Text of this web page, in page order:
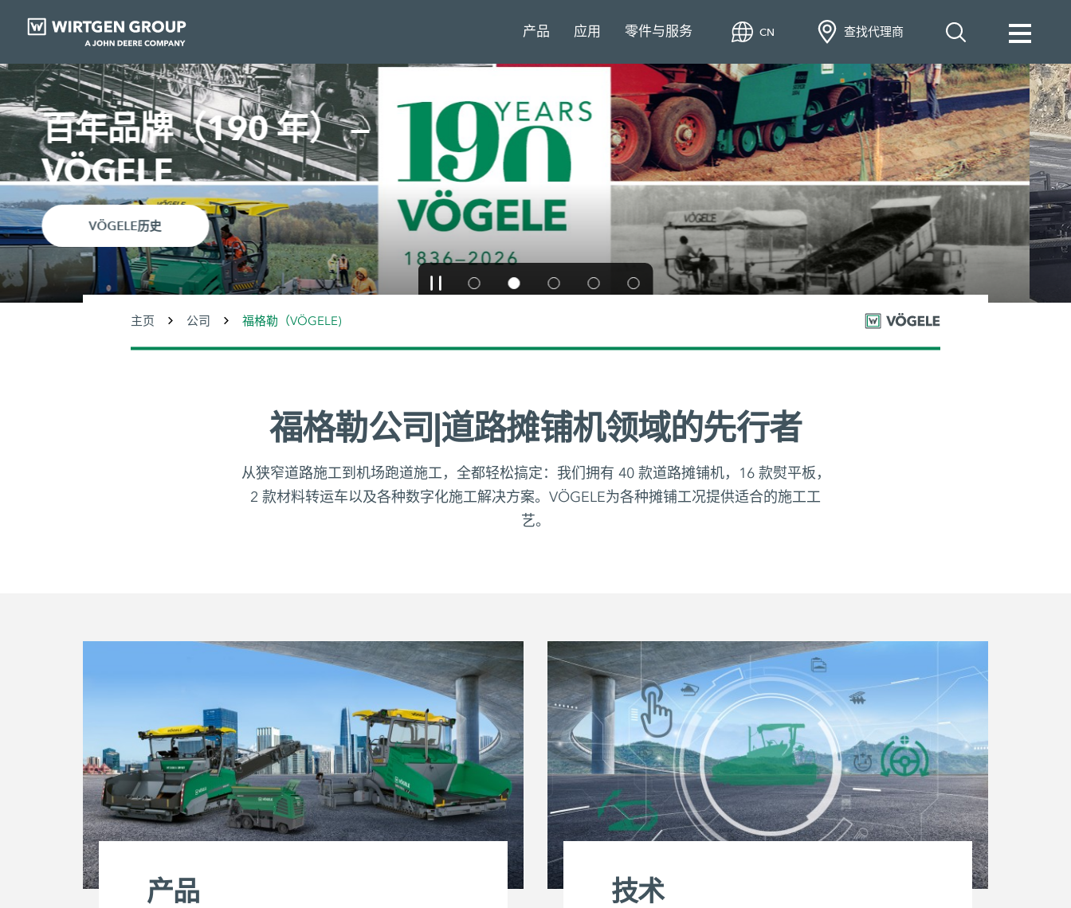
产品 应用 零件与服务 CN 查找代理商
卓有成效的团队合作
更多信息
主页 公司 福格勒（VÖGELE)
福格勒公司|道路摊铺机领域的先行者
从狭窄道路施工到机场跑道施工，全都轻松搞定：我们拥有 40 款道路摊铺机，16 款熨平板，
2 款材料转运车以及各种数字化施工解决方案。VÖGELE为各种摊铺工况提供适合的施工工
艺。
产品 技术